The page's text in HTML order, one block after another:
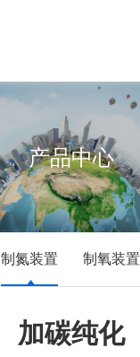
产品中心
制氮装置 制氧装置
加碳纯化